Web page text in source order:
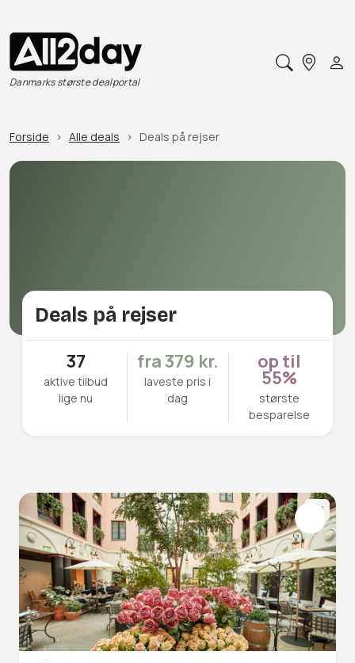
Danmarks største dealportal
Forside Alle deals Deals på rejser
Deals på rejser
37
aktive tilbud
lige nu
fra 379 kr.
laveste pris i
dag
op til
55%
største
besparelse
NY